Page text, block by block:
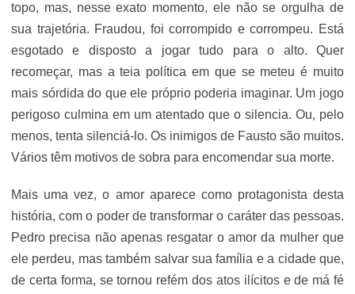
topo, mas, nesse exato momento, ele não se orgulha de
sua trajetória. Fraudou, foi corrompido e corrompeu. Está
esgotado e disposto a jogar tudo para o alto. Quer
recomeçar, mas a teia política em que se meteu é muito
mais sórdida do que ele próprio poderia imaginar. Um jogo
perigoso culmina em um atentado que o silencia. Ou, pelo
menos, tenta silenciá-lo. Os inimigos de Fausto são muitos.
Vários têm motivos de sobra para encomendar sua morte.
Mais uma vez, o amor aparece como protagonista desta
história, com o poder de transformar o caráter das pessoas.
Pedro precisa não apenas resgatar o amor da mulher que
ele perdeu, mas também salvar sua família e a cidade que,
de certa forma, se tornou refém dos atos ilícitos e de má fé